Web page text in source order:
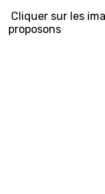
Cliquer sur les
proposons